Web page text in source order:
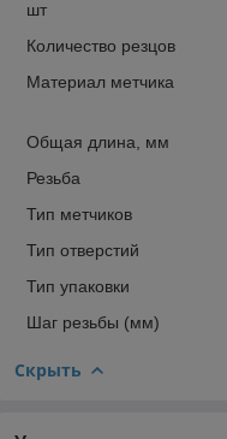
шт
Количество резцов
Материал метчика
Общая длина, мм
Резьба
Тип метчиков
Тип отверстий
Тип упаковки
Шаг резьбы (мм)
Скрыть